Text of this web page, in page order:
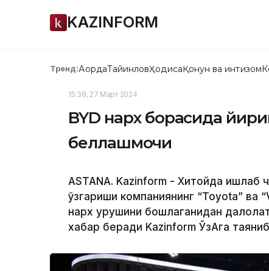
KAZINFORM
Тренд:АқордаТайинловҲодисаҚонун ва интизом
15:38, 27 Март 2024
BYD нарх борасида
беллашмоқчи
ASTANA. Kazinform - Хитойда ишлаб
ўзгариши компаниянинг “Toyota” ва
нарх урушини бошлаганидан
хабар беради Kazinform ЎзАга